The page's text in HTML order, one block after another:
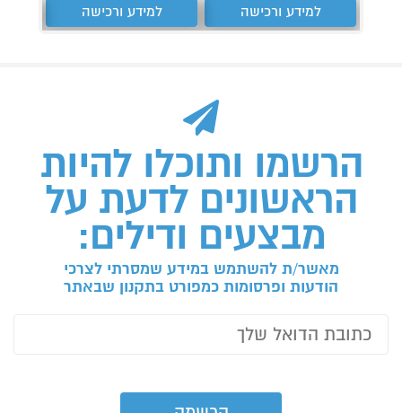
למידע ורכישה למידע ורכישה
הרשמו ותוכלו להיות
הראשונים לדעת על
מבצעים ודילים:
מאשר/ת להשתמש במידע שמסרתי לצרכי
הודעות ופרסומות כמפורט בתקנון שבאתר